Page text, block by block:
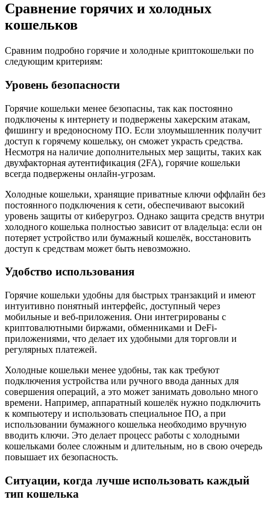
Сравнение горячих и холодных
кошельков
Сравним подробно горячие и холодные криптокошельки по
следующим критериям:
Уровень безопасности
Горячие кошельки менее безопасны, так как постоянно
подключены к интернету и подвержены хакерским атакам,
фишингу и вредоносному ПО. Если злоумышленник получит
доступ к горячему кошельку, он сможет украсть средства.
Несмотря на наличие дополнительных мер защиты, таких как
двухфакторная аутентификация (2FA), горячие кошельки
всегда подвержены онлайн-угрозам.
Холодные кошельки, хранящие приватные ключи оффлайн без
постоянного подключения к сети, обеспечивают высокий
уровень защиты от киберугроз. Однако защита средств внутри
холодного кошелька полностью зависит от владельца: если он
потеряет устройство или бумажный кошелёк, восстановить
доступ к средствам может быть невозможно.
Удобство использования
Горячие кошельки удобны для быстрых транзакций и имеют
интуитивно понятный интерфейс, доступный через
мобильные и веб-приложения. Они интегрированы с
криптовалютными биржами, обменниками и DeFi-
приложениями, что делает их удобными для торговли и
регулярных платежей.
Холодные кошельки менее удобны, так как требуют
подключения устройства или ручного ввода данных для
совершения операций, а это может занимать довольно много
времени. Например, аппаратный кошелёк нужно подключить
к компьютеру и использовать специальное ПО, а при
использовании бумажного кошелька необходимо вручную
вводить ключи. Это делает процесс работы с холодными
кошельками более сложным и длительным, но в свою очередь
повышает их безопасность.
Ситуации, когда лучше использовать каждый
тип кошелька